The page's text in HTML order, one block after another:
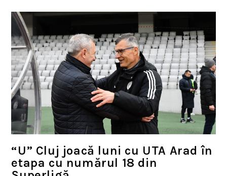
“U” Cluj joacă luni cu UTA Arad în
etapa cu numărul 18 din